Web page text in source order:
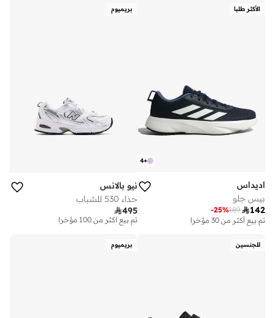
الأكثر طلبا
+
4
اديداس
بيس جلو
142
189
-25%
تم بيع أكثر من 30 مؤخرا
بريميوم
نيو بالانس
حذاء 530 للشباب
495
توصيل مجاني
تم بيع أكثر من 100 مؤخرا
للجنسين بريميوم